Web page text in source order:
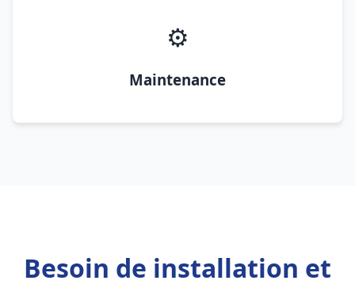
⚙️
Maintenance
Besoin de installation et